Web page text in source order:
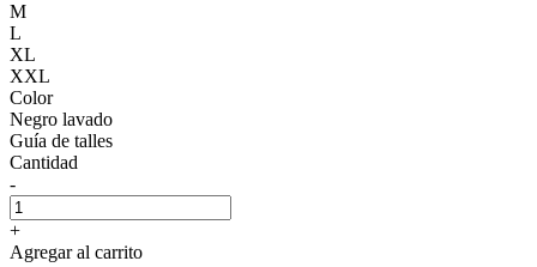
M
L
XL
XXL
Color
Negro lavado
Guía de talles
Cantidad
-
+
Agregar al carrito